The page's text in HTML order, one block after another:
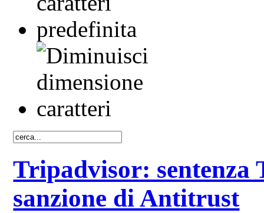
Tripadvisor: sentenza
sanzione di Antitrust